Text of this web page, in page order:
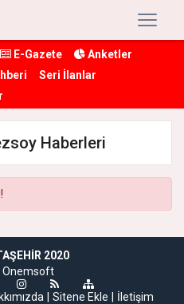
E-Gazete
Anketler
Seri İlanlar
Haberleri
2020
Onemsoft
Sitene Ekle İletişim